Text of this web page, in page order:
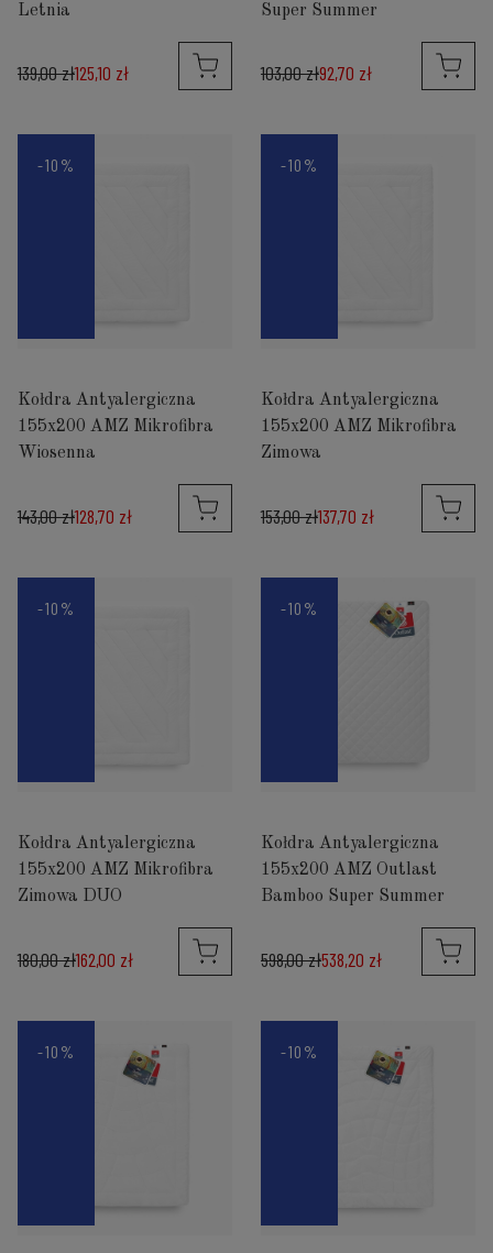
Letnia
125,10 zł
139,00 zł
Super Summer
92,70 zł
103,00 zł
-10%
Kołdra Antyalergiczna
155x200 AMZ Mikrofibra
Wiosenna
128,70 zł
143,00 zł
-10%
Kołdra Antyalergiczna
155x200 AMZ Mikrofibra
Zimowa
137,70 zł
153,00 zł
-10%
Kołdra Antyalergiczna
155x200 AMZ Mikrofibra
Zimowa DUO
162,00 zł
180,00 zł
-10%
Kołdra Antyalergiczna
155x200 AMZ Outlast
Bamboo Super Summer
538,20 zł
598,00 zł
-10% -10%